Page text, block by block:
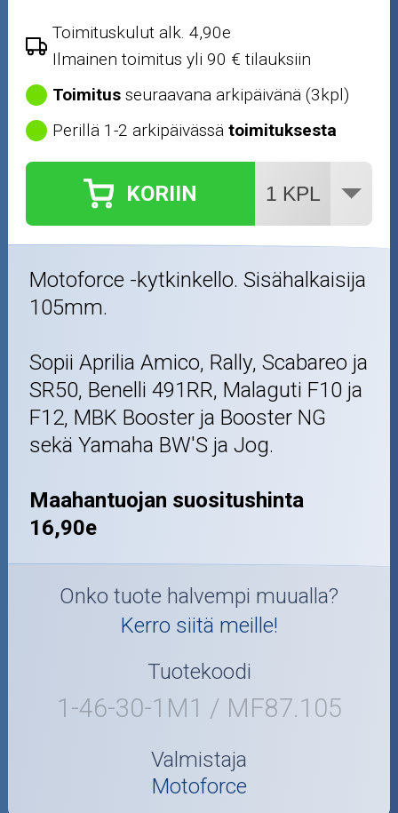
Öljyt ja kemikaalit
Työkalut
Outlet-tuotteet
Toimituskulut alk. 4,90e
Ilmainen toimitus yli 90 € tilauksiin
Toimitus seuraavana arkipäivänä (3kpl)
Perillä 1-2 arkipäivässätoimituksesta
KORIIN
Motoforce -kytkinkello. Sisähalkaisija
105mm.
Sopii Aprilia Amico, Rally, Scabareo ja
SR50, Benelli 491RR, Malaguti F10 ja
F12, MBK Booster ja Booster NG
sekä Yamaha BW'S ja Jog.
Maahantuojan suositushinta
16,90e
Onko tuote halvempi muualla?
Kerro siitä meille!
Tuotekoodi
1-46-30-1M1 / MF87.105
Valmistaja
Motoforce